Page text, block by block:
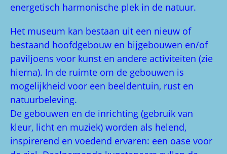
energetisch harmonische plek in de natuur.
Het museum kan bestaan uit een nieuw of
bestaand hoofdgebouw en bijgebouwen en/of
paviljoens voor kunst en andere activiteiten (zie
hierna). In de ruimte om de gebouwen is
mogelijkheid voor een beeldentuin, rust en
natuurbeleving.
De gebouwen en de inrichting (gebruik van
kleur, licht en muziek) worden als helend,
inspirerend en voedend ervaren: een oase voor